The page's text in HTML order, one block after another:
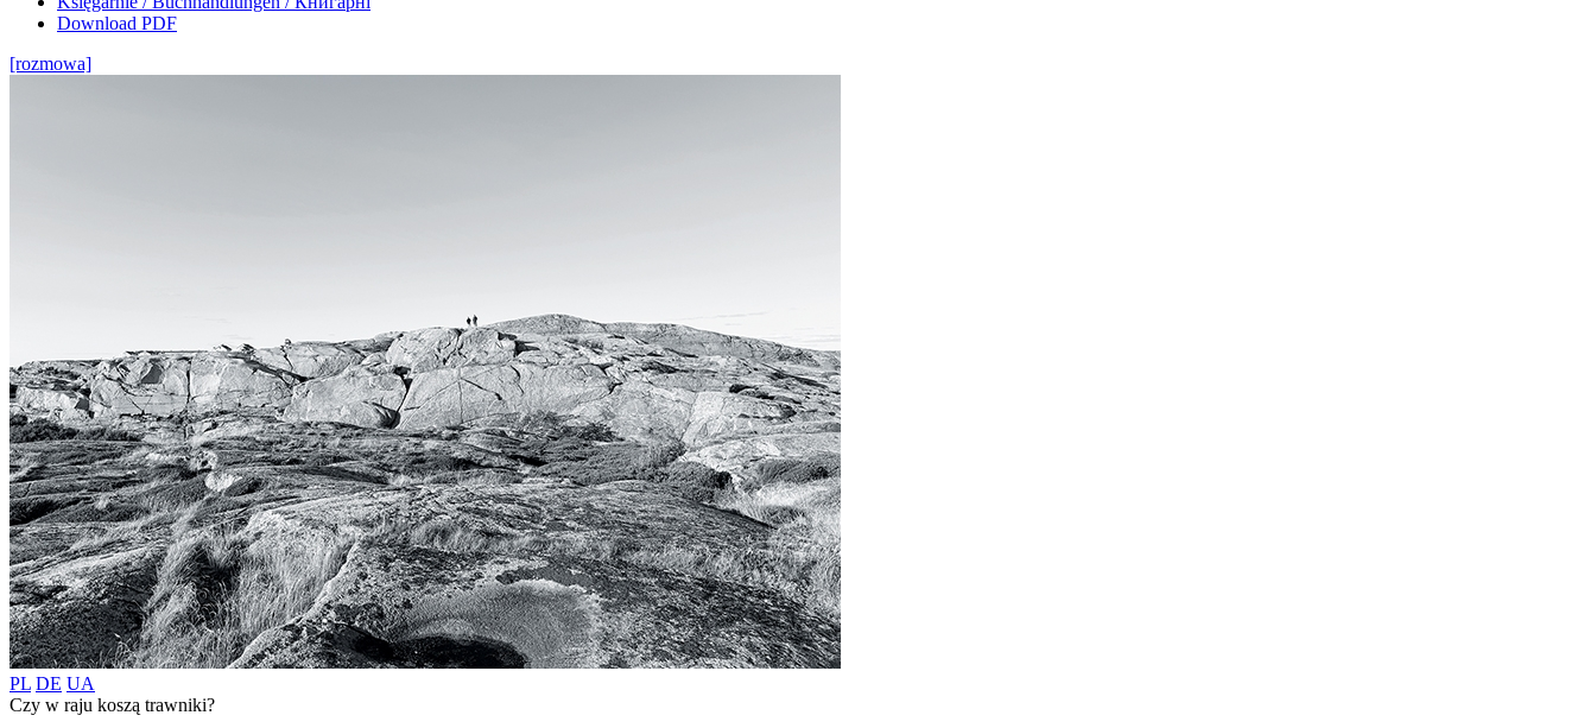
Download PDF
[rozmowa]
PL DE UA
Czy w raju koszą trawniki?